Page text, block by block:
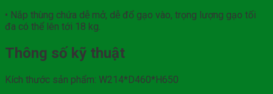
• Nắp thùng chứa dễ mở, dễ đổ gạo vào, trọng lượng gạo tối
đa có thể lên tới 18 kg.
Thông số kỹ thuật
Kích thước sản phẩm: W214*D460*H650